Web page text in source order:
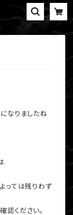
なりましたね
っては残りわず
ください。